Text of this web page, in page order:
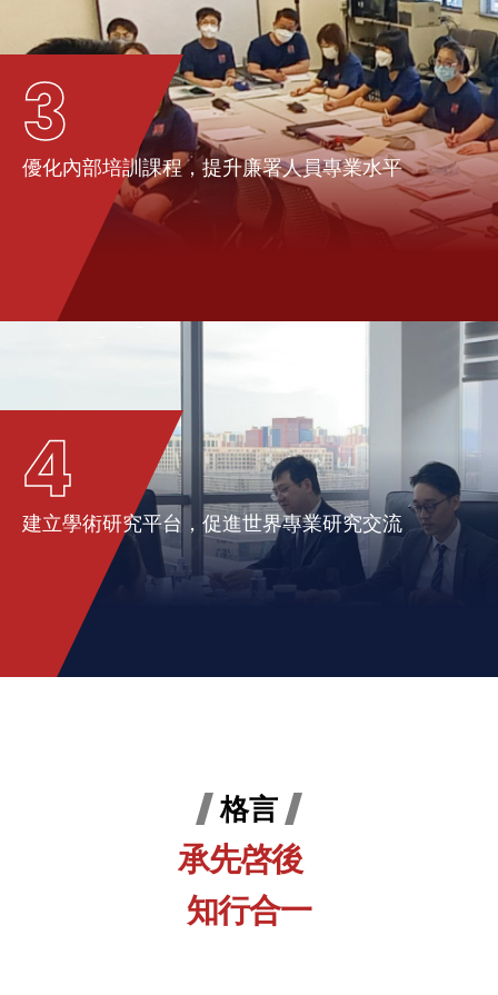
3
優化內部培訓課程，提升廉署人員專業水平
4
建立學術研究平台，促進世界專業研究交流
格言
承先啓後
知行合一